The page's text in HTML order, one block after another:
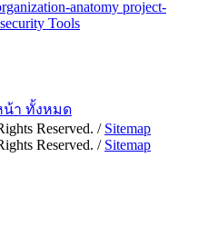
anatomy project-
security Tools
น้า ทั้งหมด
Reserved. / Sitemap
Reserved. / Sitemap